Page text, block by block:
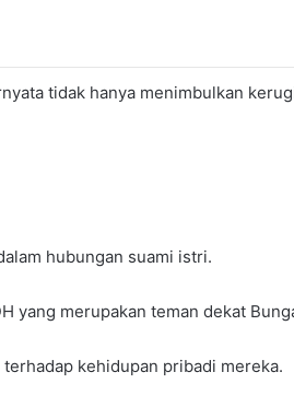
tidak hanya menimbulkan
hubungan suami istri.
yang merupakan teman dekat
kehidupan pribadi mereka.